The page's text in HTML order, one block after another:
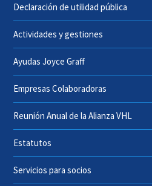
Declaración de utilidad pública
Actividades y gestiones
Ayudas Joyce Graff
Empresas Colaboradoras
Reunión Anual de la Alianza VHL
Estatutos
Servicios para socios